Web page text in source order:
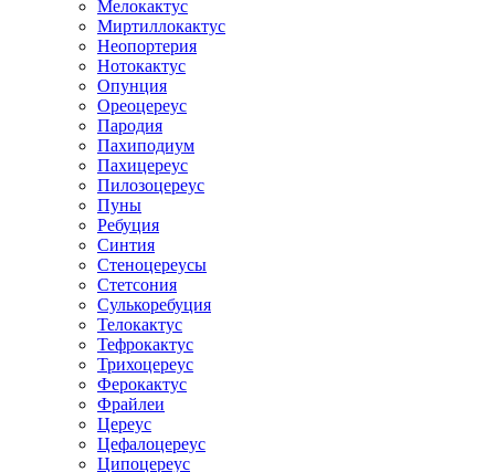
Мелокактус
Миртиллокактус
Неопортерия
Нотокактус
Опунция
Ореоцереус
Пародия
Пахиподиум
Пахицереус
Пилозоцереус
Пуны
Ребуция
Синтия
Стеноцереусы
Стетсония
Сулькоребуция
Телокактус
Тефрокактус
Трихоцереус
Ферокактус
Фрайлеи
Цереус
Цефалоцереус
Ципоцереус